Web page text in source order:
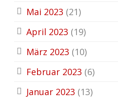
Mai 2023 (21)
April 2023 (19)
März 2023 (10)
Februar 2023 (6)
Januar 2023 (13)